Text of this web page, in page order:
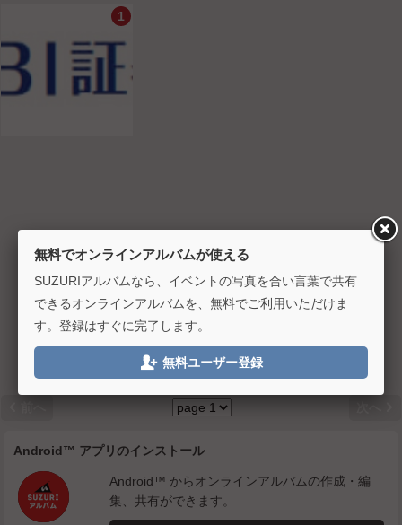
1
Android™ アプリのインストール
Android™ からオンラインアルバムの作成・編
集、共有ができます。
無料でオンラインアルバムが使える
SUZURIアルバムなら、イベントの写真を合い言葉で共有
できるオンラインアルバムを、無料でご利用いただけま
す。登録はすぐに完了します。
 無料ユーザー登録